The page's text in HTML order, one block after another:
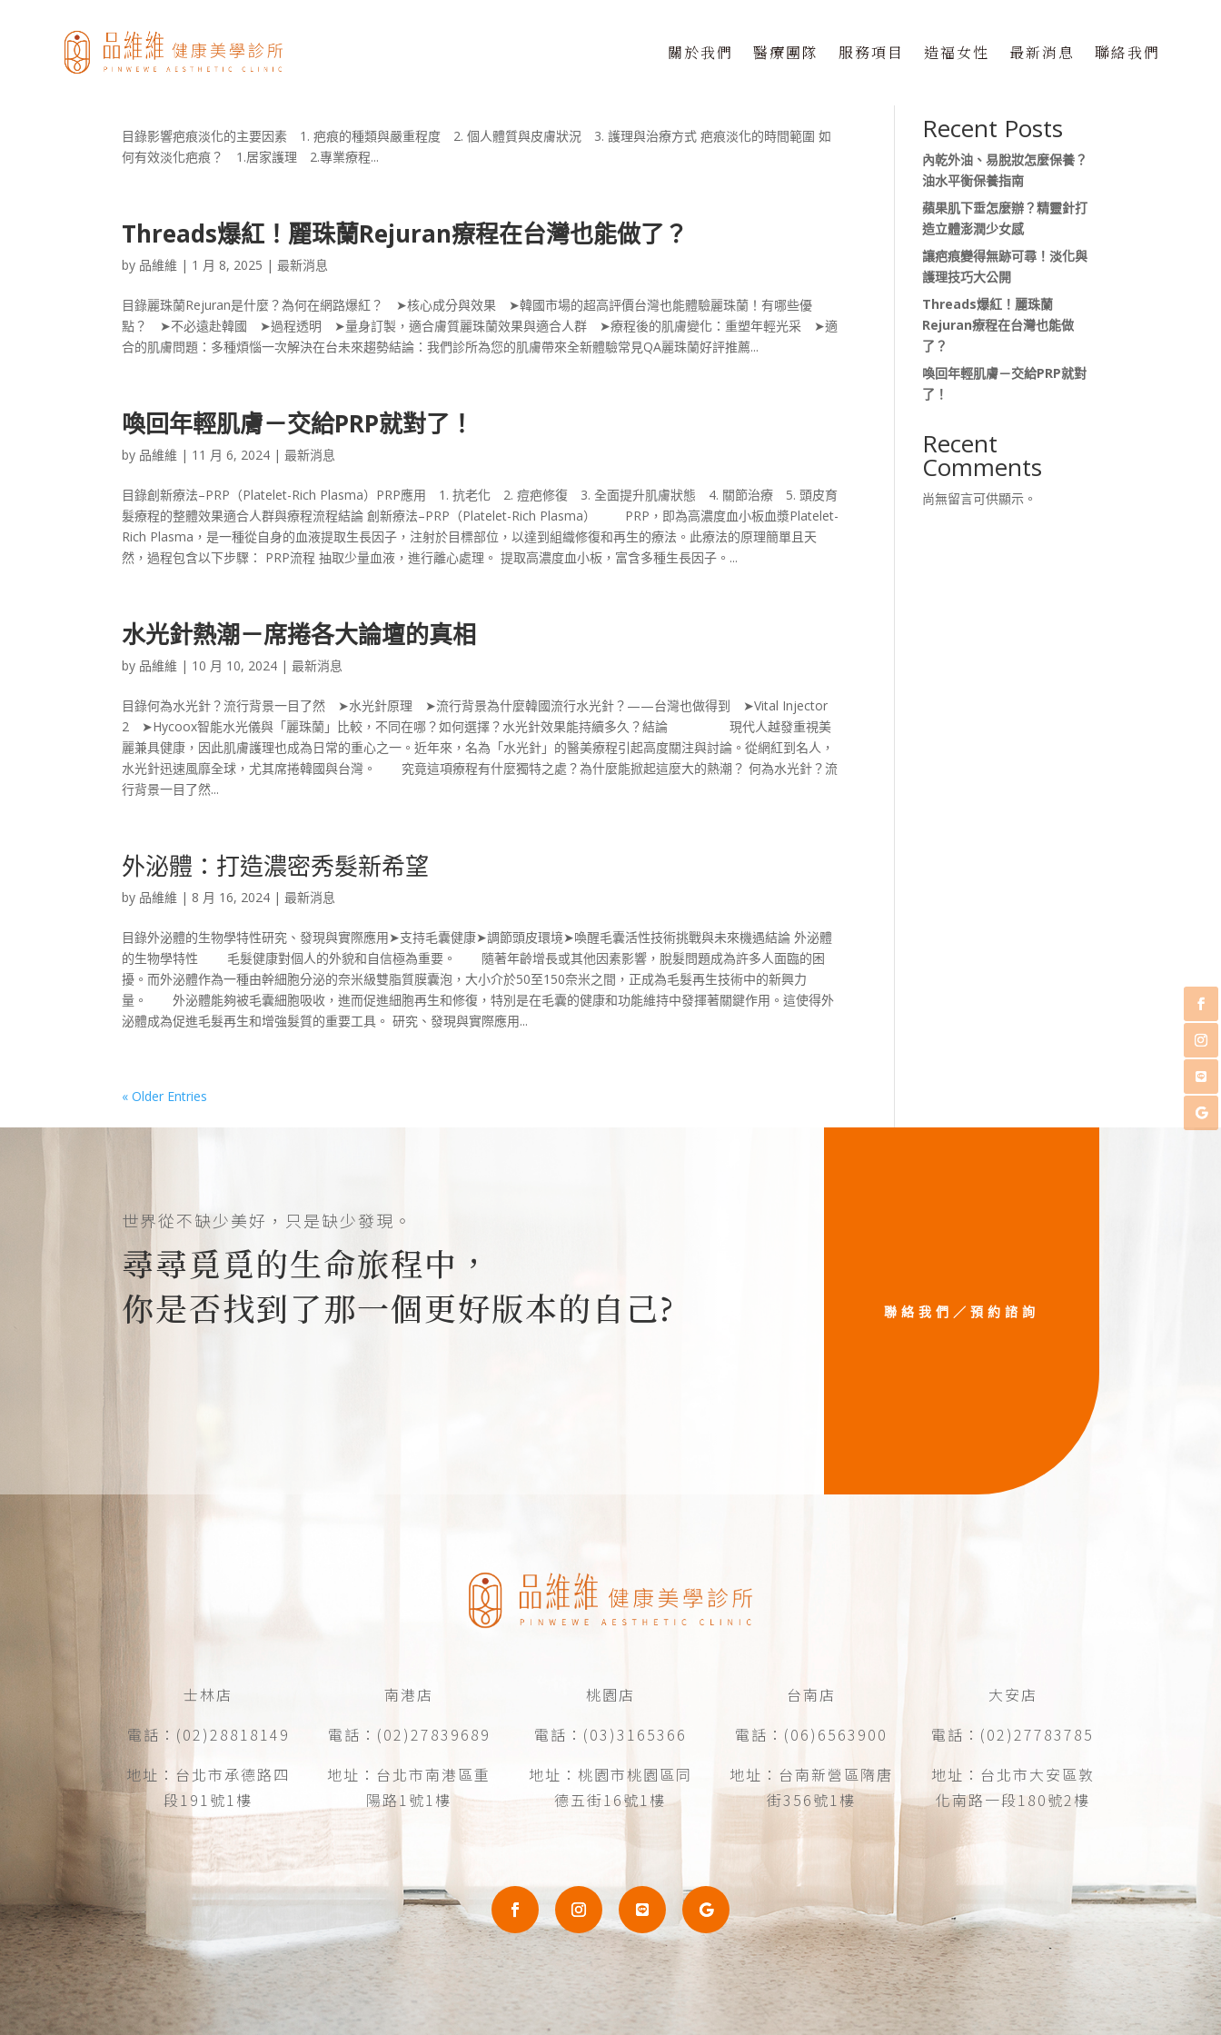
關於我們 醫療團隊 服務項目 造福女性 最新消息 聯絡我們
讓疤痕變得無跡可尋！淡化與護理技巧大公開
目錄影響疤痕淡化的主要因素 1. 疤痕的種類與嚴重程度 2. 個人體質與皮膚狀況 3. 護理與治療方式 疤痕淡化的時間範圍 如
何有效淡化疤痕？ 1.居家護理 2.專業療程...
Threads爆紅！麗珠蘭Rejuran療程在台灣也能做了？
by 品維維 | 1 月 8, 2025 |最新消息
目錄麗珠蘭Rejuran是什麼？為何在網路爆紅？ ➤核心成分與效果 ➤韓國市場的超高評價台灣也能體驗麗珠蘭！有哪些優
點？ ➤不必遠赴韓國 ➤過程透明 ➤量身訂製，適合膚質麗珠蘭效果與適合人群 ➤療程後的肌膚變化：重塑年輕光采 ➤適
合的肌膚問題：多種煩惱一次解決在台未來趨勢結論：我們診所為您的肌膚帶來全新體驗常見QA麗珠蘭好評推薦...
喚回年輕肌膚－交給PRP就對了！
by 品維維 | 11 月 6, 2024 |最新消息
目錄創新療法–PRP（Platelet-Rich Plasma）PRP應用 1. 抗老化 2. 痘疤修復 3. 全面提升肌膚狀態 4. 關節治療 5. 頭皮育
髮療程的整體效果適合人群與療程流程結論 創新療法–PRP（Platelet-Rich Plasma） PRP，即為高濃度血小板血漿Platelet-
Rich Plasma，是一種從自身的血液提取生長因子，注射於目標部位，以達到組織修復和再生的療法。此療法的原理簡單且天
然，過程包含以下步驟： PRP流程 抽取少量血液，進行離心處理。 提取高濃度血小板，富含多種生長因子。...
水光針熱潮－席捲各大論壇的真相
by 品維維 | 10 月 10, 2024 |最新消息
目錄何為水光針？流行背景一目了然 ➤水光針原理 ➤流行背景為什麼韓國流行水光針？——台灣也做得到 ➤Vital Injector
2 ➤Hycoox智能水光儀與「麗珠蘭」比較，不同在哪？如何選擇？水光針效果能持續多久？結論 現代人越發重視美
麗兼具健康，因此肌膚護理也成為日常的重心之一。近年來，名為「水光針」的醫美療程引起高度關注與討論。從網紅到名人，
水光針迅速風靡全球，尤其席捲韓國與台灣。 究竟這項療程有什麼獨特之處？為什麼能掀起這麼大的熱潮？ 何為水光針？流
行背景一目了然...
外泌體：打造濃密秀髮新希望
by 品維維 | 8 月 16, 2024 |最新消息
目錄外泌體的生物學特性研究、發現與實際應用➤支持毛囊健康➤調節頭皮環境➤喚醒毛囊活性技術挑戰與未來機遇結論 外泌體
的生物學特性 毛髮健康對個人的外貌和自信極為重要。 隨著年齡增長或其他因素影響，脫髮問題成為許多人面臨的困
擾。而外泌體作為一種由幹細胞分泌的奈米級雙脂質膜囊泡，大小介於50至150奈米之間，正成為毛髮再生技術中的新興力
量。 外泌體能夠被毛囊細胞吸收，進而促進細胞再生和修復，特別是在毛囊的健康和功能維持中發揮著關鍵作用。這使得外
泌體成為促進毛髮再生和增強髮質的重要工具。 研究、發現與實際應用...
« Older Entries
Recent Posts
內乾外油、易脫妝怎麼保養？
油水平衡保養指南
蘋果肌下垂怎麼辦？精靈針打
造立體澎潤少女感
讓疤痕變得無跡可尋！淡化與
護理技巧大公開
Threads爆紅！麗珠蘭
Rejuran療程在台灣也能做
了？
喚回年輕肌膚－交給PRP就對
了！
Recent
Comments
尚無留言可供顯示。
世界從不缺少美好，只是缺少發現。
尋尋覓覓的生命旅程中，
你是否找到了那一個更好版本的自己?
聯絡我們／預約諮詢
士林店
電話：(02)28818149
地址：台北市承德路四
段191號1樓
南港店
電話：(02)27839689
地址：台北市南港區重
陽路1號1樓
桃園店
電話：(03)3165366
地址：桃園市桃園區同
德五街16號1樓
台南店
電話：(06)6563900
地址：台南新營區隋唐
街356號1樓
大安店
電話：(02)27783785
地址：台北市大安區敦
化南路一段180號2樓